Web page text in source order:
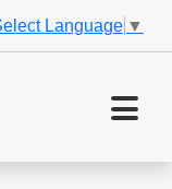
Language ▼